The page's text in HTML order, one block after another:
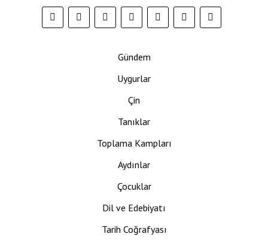
Gündem
Uygurlar
Çin
Tanıklar
Toplama Kampları
Aydınlar
Çocuklar
Dil ve Edebiyatı
Tarih Coğrafyası